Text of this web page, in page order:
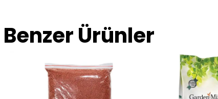
Benzer Ürünler